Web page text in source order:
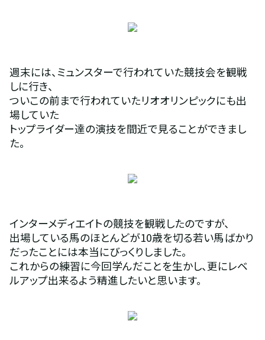
週末には、ミュンスターで行われていた競技会を観戦
しに行き、
ついこの前まで行われていたリオオリンピックにも出
場していた
トップライダー達の演技を間近で見ることができまし
た。
インターメディエイトの競技を観戦したのですが、
出場している馬のほとんどが10歳を切る若い馬ばかり
だったことには本当にびっくりしました。
これからの練習に今回学んだことを生かし、更にレベ
ルアップ出来るよう精進したいと思います。